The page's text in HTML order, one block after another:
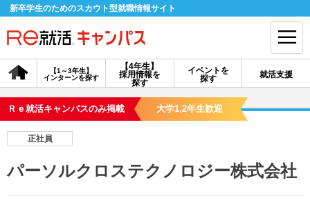
新卒学生のためのスカウト型就職情報サイト
【4年生】
採用情報を
探す
【1～3年生】
インターンを探す
イベントを
探す
就活支援
会員登録 ログイン
会員ID・パスワードを忘れた方はこちら
探す
Ｒｅ就活キャンパスのみ掲載 大学1,2年生歓迎
正社員
パーソルクロステクノロジー株式会社